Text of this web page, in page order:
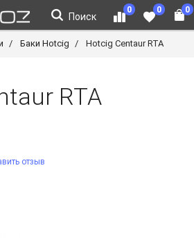
Поиск
0 0 0
Баки Hotcig Hotcig Centaur RTA
RTA
отзыв